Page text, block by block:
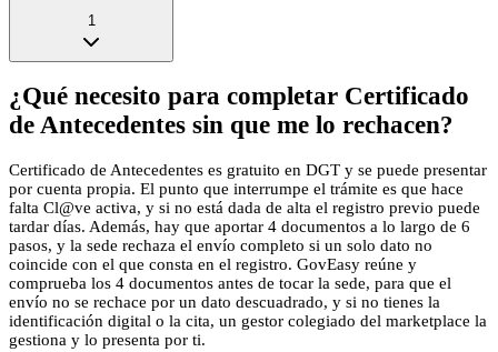
1
¿Qué necesito para completar Certificado
de Antecedentes sin que me lo rechacen?
Certificado de Antecedentes es gratuito en DGT y se puede presentar
por cuenta propia. El punto que interrumpe el trámite es que hace
falta Cl@ve activa, y si no está dada de alta el registro previo puede
tardar días. Además, hay que aportar 4 documentos a lo largo de 6
pasos, y la sede rechaza el envío completo si un solo dato no
coincide con el que consta en el registro. GovEasy reúne y
comprueba los 4 documentos antes de tocar la sede, para que el
envío no se rechace por un dato descuadrado, y si no tienes la
identificación digital o la cita, un gestor colegiado del marketplace la
gestiona y lo presenta por ti.